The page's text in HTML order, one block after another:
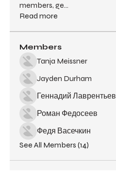
members, ge...
Read more
Members
Tanja Meissner
Jayden Durham
Геннадий Лаврентьев
Роман Федосеев
Федя Васечкин
See All Members (14)